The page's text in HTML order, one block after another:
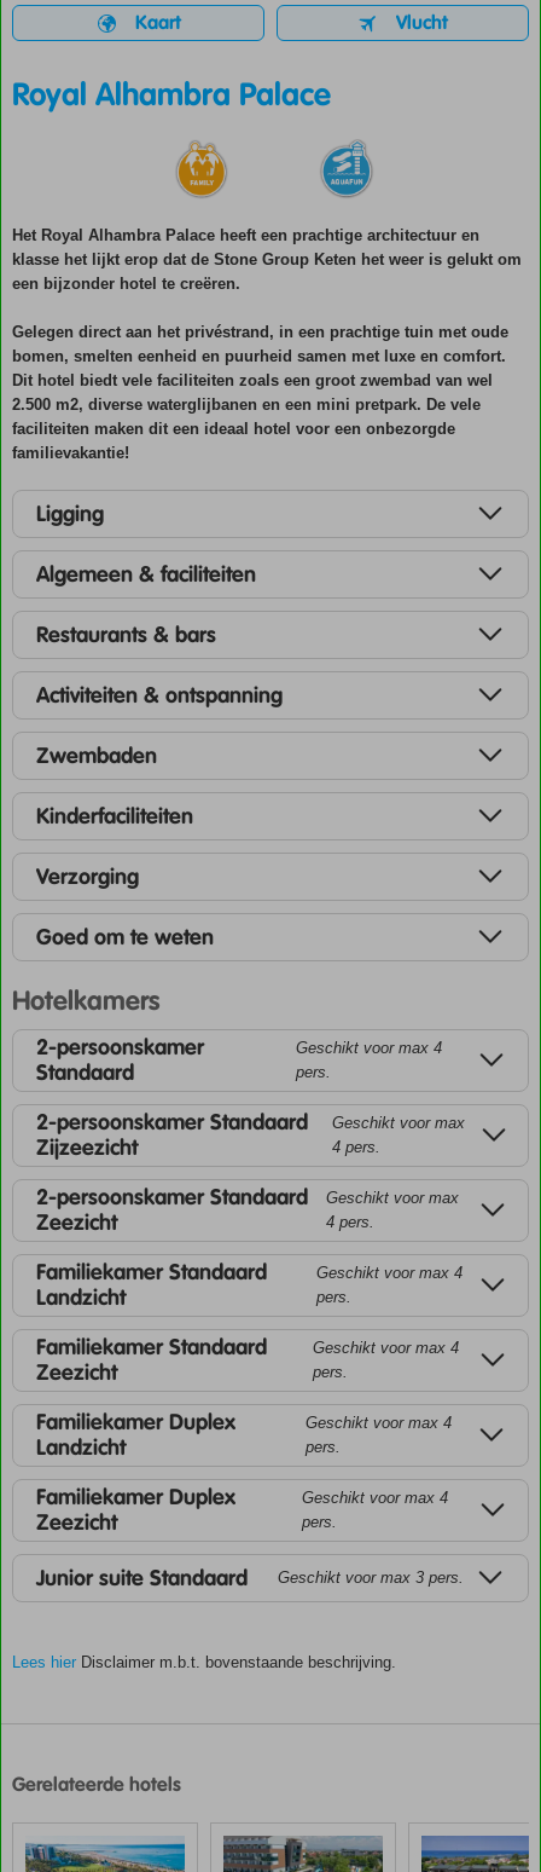
Kaart Vlucht
Royal Alhambra Palace
Het Royal Alhambra Palace heeft een prachtige architectuur en
klasse het lijkt erop dat de Stone Group Keten het weer is gelukt om
een bijzonder hotel te creëren.
Gelegen direct aan het privéstrand, in een prachtige tuin met oude
bomen, smelten eenheid en puurheid samen met luxe en comfort.
Dit hotel biedt vele faciliteiten zoals een groot zwembad van wel
2.500 m2, diverse waterglijbanen en een mini pretpark. De vele
faciliteiten maken dit een ideaal hotel voor een onbezorgde
familievakantie!
Ligging
Algemeen & faciliteiten
Restaurants & bars
Activiteiten & ontspanning
Zwembaden
Kinderfaciliteiten
Verzorging
Goed om te weten
Hotelkamers
2-persoonskamer
Standaard
Geschikt voor max 4
pers.
2-persoonskamer Standaard
Zijzeezicht
Geschikt voor max
4 pers.
2-persoonskamer Standaard
Zeezicht
Geschikt voor max
4 pers.
Familiekamer Standaard
Landzicht
Geschikt voor max 4
pers.
Familiekamer Standaard
Zeezicht
Geschikt voor max 4
pers.
Familiekamer Duplex
Landzicht
Geschikt voor max 4
pers.
Familiekamer Duplex
Zeezicht
Geschikt voor max 4
pers.
Junior suite Standaard Geschikt voor max 3 pers.
Lees hier Disclaimer m.b.t. bovenstaande beschrijving.
door
gegeven
Gerelateerde hotels